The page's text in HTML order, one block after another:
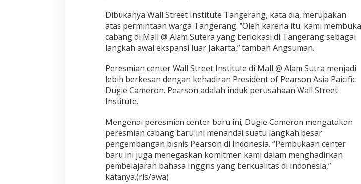
Dibukanya Wall Street Institute Tangerang, kata dia, merupakan
atas permintaan warga Tangerang. “Oleh karena itu, kami membuka
cabang di Mall @ Alam Sutera yang berlokasi di Tangerang sebagai
langkah awal ekspansi luar Jakarta,” tambah Angsuman.
Peresmian center Wall Street Institute di Mall @ Alam Sutra menjadi
lebih berkesan dengan kehadiran President of Pearson Asia Paicific
Dugie Cameron. Pearson adalah induk perusahaan Wall Street
Institute.
Mengenai peresmian center baru ini, Dugie Cameron mengatakan
peresmian cabang baru ini menandai suatu langkah besar
pengembangan bisnis Pearson di Indonesia. “Pembukaan center
baru ini juga menegaskan komitmen kami dalam menghadirkan
pembelajaran bahasa Inggris yang berkualitas di Indonesia,”
katanya.(rls/awa)